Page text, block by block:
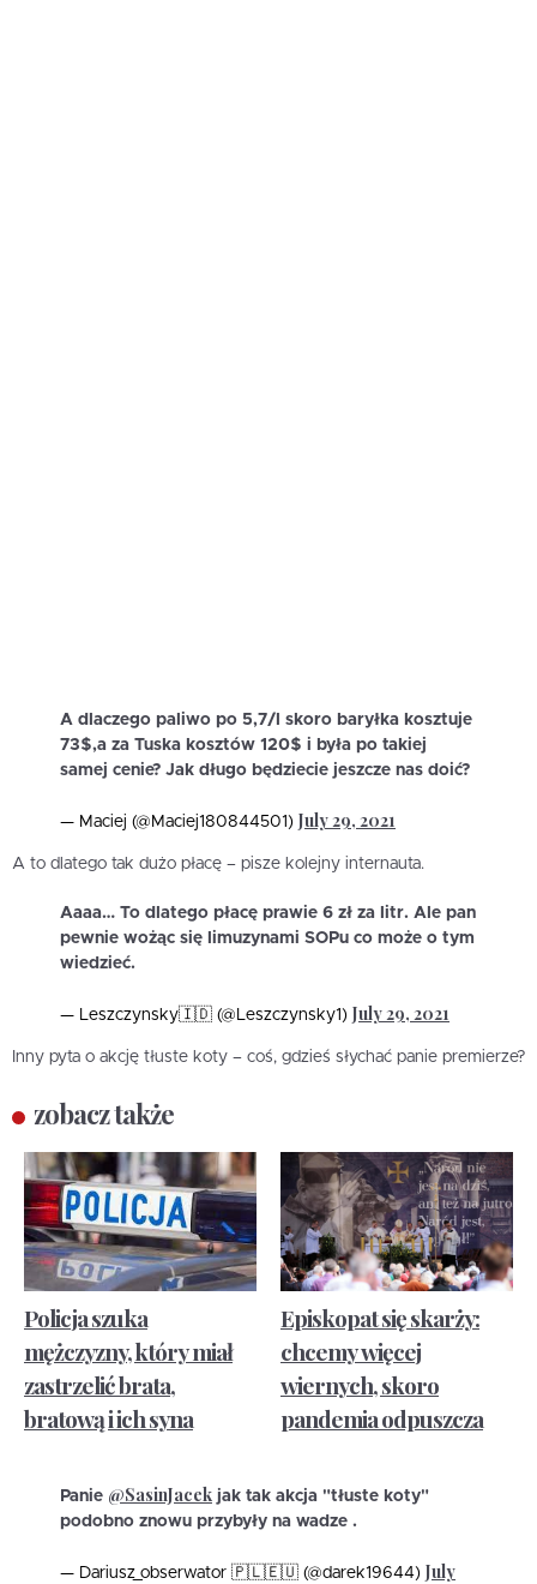
A dlaczego paliwo po 5,7/l skoro baryłka kosztuje
73$,a za Tuska kosztów 120$ i była po takiej
samej cenie? Jak długo będziecie jeszcze nas doić?
— Maciej (@Maciej180844501) July 29, 2021
A to dlatego tak dużo płacę – pisze kolejny internauta.
Aaaa… To dlatego płacę prawie 6 zł za litr. Ale pan
pewnie wożąc się limuzynami SOPu co może o tym
wiedzieć.
— Leszczynsky🇮🇩 (@Leszczynsky1) July 29, 2021
Inny pyta o akcję tłuste koty – coś, gdzieś słychać panie premierze?
zobacz także
Policja szuka
mężczyzny, który miał
zastrzelić brata,
bratową i ich syna
Episkopat się skarży:
chcemy więcej
wiernych, skoro
pandemia odpuszcza
Panie @SasinJacek jak tak akcja "tłuste koty"
podobno znowu przybyły na wadze .
— Dariusz_obserwator 🇵🇱🇪🇺 (@darek19644) July